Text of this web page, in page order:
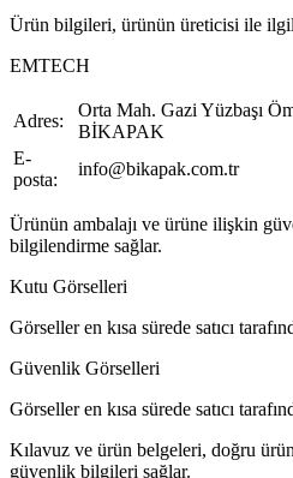
Ürün bilgileri, ürünün üreticisi ile
EMTECH
Adres:
Orta Mah. Gazi Yüzbaşı
BİKAPAK
E-
posta:
info@bikapak.com.tr
Ürünün ambalajı ve ürüne ilişkin
bilgilendirme sağlar.
Kutu Görselleri
Görseller en kısa sürede satıcı
Güvenlik Görselleri
Görseller en kısa sürede satıcı
Kılavuz ve ürün belgeleri, doğru
güvenlik bilgileri sağlar.